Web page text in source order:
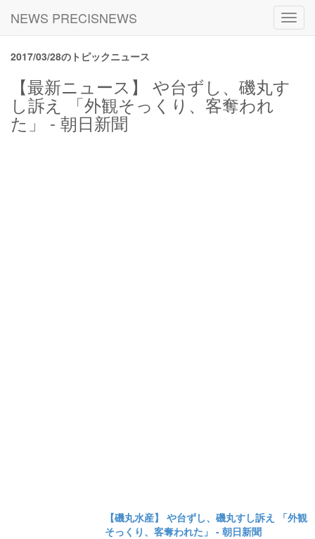
NEWS PRECISNEWS
2017/03/28のトピックニュース
【最新ニュース】 や台ずし、磯丸す
し訴え 「外観そっくり、客奪われ
た」 - 朝日新聞
【磯丸水産】 や台ずし、磯丸すし訴え 「外観
そっくり、客奪われた」 - 朝日新聞